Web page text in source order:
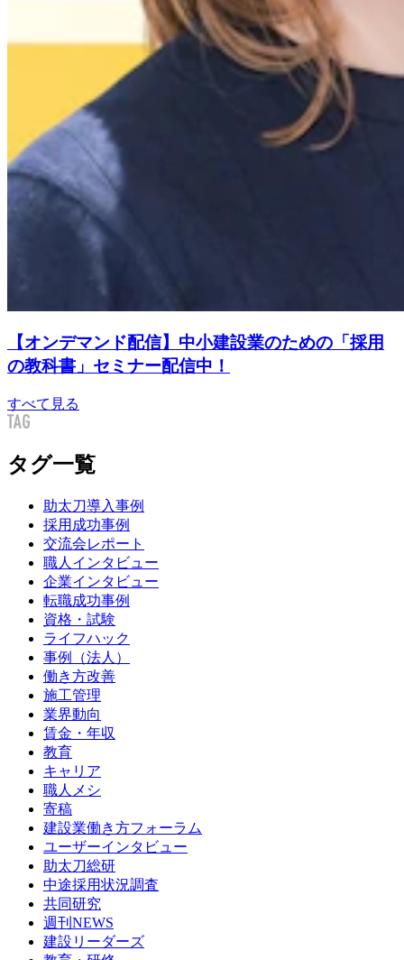
【オンデマンド配信】中小建設業のための「採用
の教科書」セミナー配信中！
すべて見る
タグ一覧
助太刀導入事例
採用成功事例
交流会レポート
職人インタビュー
企業インタビュー
転職成功事例
資格・試験
ライフハック
事例（法人）
働き方改善
施工管理
業界動向
賃金・年収
教育
キャリア
職人メシ
寄稿
建設業働き方フォーラム
ユーザーインタビュー
助太刀総研
中途採用状況調査
共同研究
週刊NEWS
建設リーダーズ